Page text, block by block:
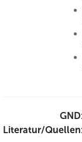
Literatur/